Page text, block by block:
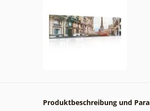
Produktbeschreibung und